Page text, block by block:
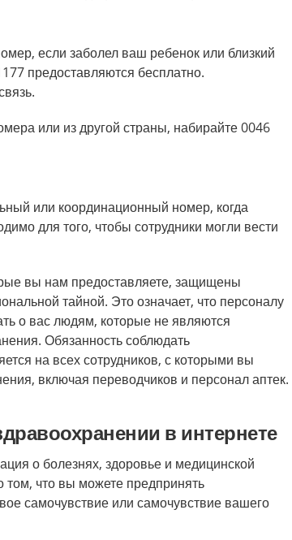
если заболел ваш ребенок или близкий
предоставляются бесплатно.
или из другой страны, набирайте 0046
или координационный номер, когда
для того, чтобы сотрудники могли вести
вы нам предоставляете, защищены
тайной. Это означает, что персоналу
о вас людям, которые не являются
Обязанность соблюдать
на всех сотрудников, с которыми вы
включая переводчиков и персонал аптек.
в интернете
о болезнях, здоровье и медицинской
том, что вы можете предпринять
самочувствие или самочувствие вашего